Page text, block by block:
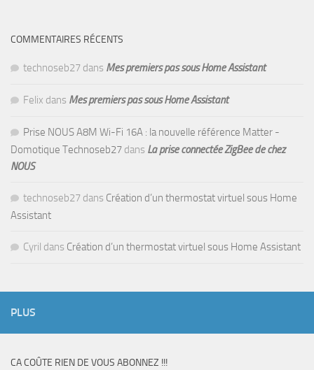
COMMENTAIRES RÉCENTS
technoseb27 dans Mes premiers pas sous Home Assistant
Felix dans Mes premiers pas sous Home Assistant
Prise NOUS A8M Wi-Fi 16A : la nouvelle référence Matter -
Domotique Technoseb27 dans La prise connectée ZigBee de chez
NOUS
technoseb27 dans Création d’un thermostat virtuel sous Home
Assistant
Cyril dans Création d’un thermostat virtuel sous Home Assistant
PLUS
CA COÛTE RIEN DE VOUS ABONNEZ !!!